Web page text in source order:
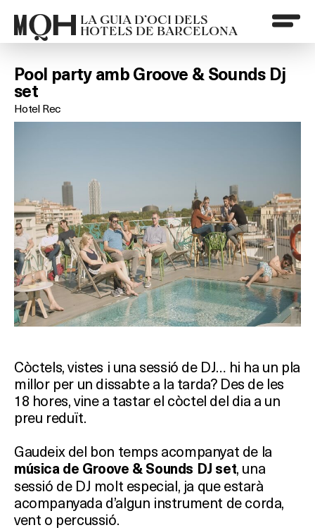
LA GUIA D’OCI DELS
HOTELS DE BARCELONA
Pool party amb Groove & Sounds Dj
set
Hotel Rec
Còctels, vistes i una sessió de DJ… hi ha un pla
millor per un dissabte a la tarda? Des de les
18 hores, vine a tastar el còctel del dia a un
preu reduït.
Gaudeix del bon temps acompanyat de la
música de Groove & Sounds DJ set, una
sessió de DJ molt especial, ja que estarà
acompanyada d’algun instrument de corda,
vent o percussió.